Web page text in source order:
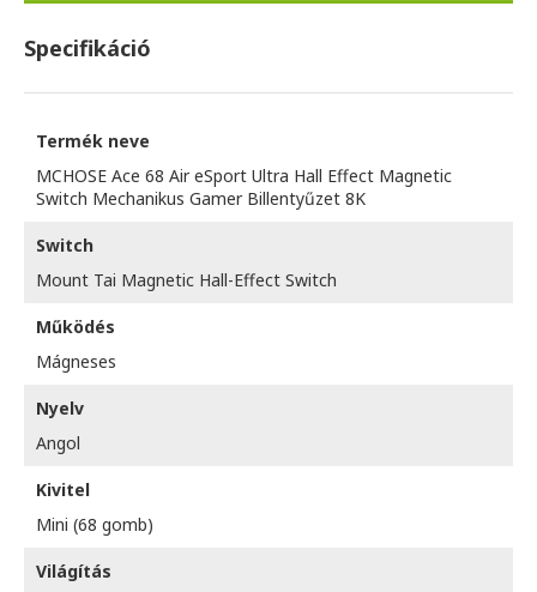
Specifikáció
Termék neve
MCHOSE Ace 68 Air eSport Ultra Hall Effect Magnetic
Switch Mechanikus Gamer Billentyűzet 8K
Switch
Mount Tai Magnetic Hall-Effect Switch
Működés
Mágneses
Nyelv
Angol
Kivitel
Mini (68 gomb)
Világítás